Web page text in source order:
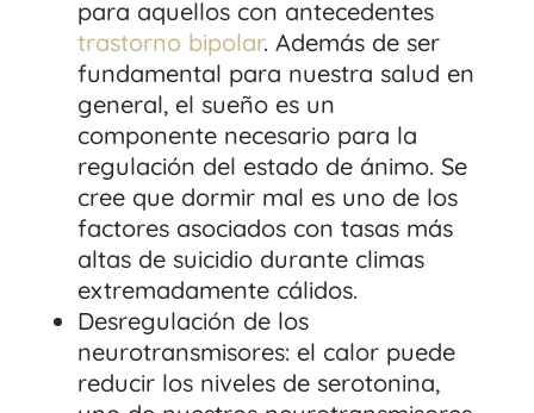
para aquellos con antecedentes
trastorno bipolar. Además de ser
fundamental para nuestra salud en
general, el sueño es un
componente necesario para la
regulación del estado de ánimo. Se
cree que dormir mal es uno de los
factores asociados con tasas más
altas de suicidio durante climas
extremadamente cálidos.
Desregulación de los
neurotransmisores: el calor puede
reducir los niveles de serotonina,